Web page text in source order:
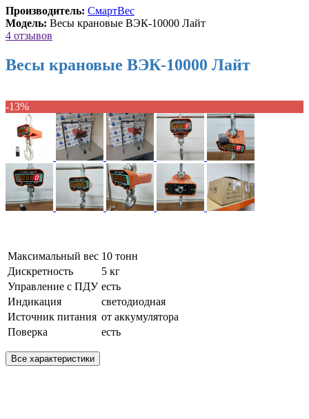
Производитель: СмартВес
Модель: Весы крановые ВЭК-10000 Лайт
4 отзывов
Весы крановые ВЭК-10000 Лайт
-13%
Максимальный вес 10 тонн
Дискретность
5 кг
Управление с ПДУ есть
Индикация
светодиодная
Источник питания от аккумулятора
Поверка
есть
Все характеристики